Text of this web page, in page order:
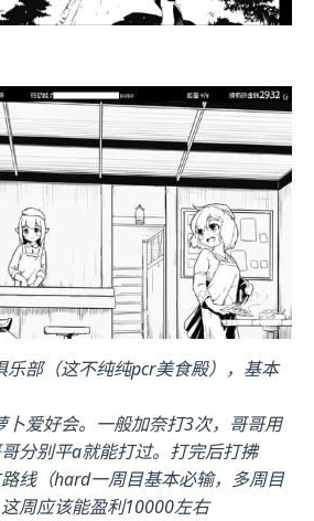
乐部（这不纯纯pcr美食殿），基本
卜爱好会。一般加奈打3次，哥哥用
分别平a就能打过。打完后打拂
线（hard一周目基本必输，多周目
周应该能盈利10000左右